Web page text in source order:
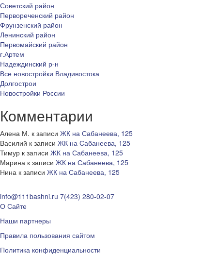
Советский район
Первореченский район
Фрунзенский район
Ленинский район
Первомайский район
г.Артем
Надеждинский р-н
Все новостройки Владивостока
Долгострои
Новостройки России
Комментарии
Алена М. к записи ЖК на Сабанеева, 125
Василий к записи ЖК на Сабанеева, 125
Тимур к записи ЖК на Сабанеева, 125
Марина к записи ЖК на Сабанеева, 125
Нина к записи ЖК на Сабанеева, 125
info@111bashni.ru 7(423) 280-02-07
О Сайте
Наши партнеры
Правила пользования сайтом
Политика конфиденциальности